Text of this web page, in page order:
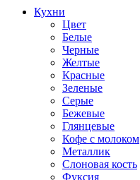
Кухни
Цвет
Белые
Черные
Желтые
Красные
Зеленые
Серые
Бежевые
Глянцевые
Кофе с молоком
Металлик
Слоновая кость
Фуксия